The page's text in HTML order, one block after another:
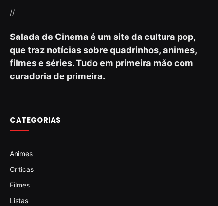
//
Salada de Cinema é um site da cultura pop,
que traz notícias sobre quadrinhos, animes,
filmes e séries. Tudo em primeira mão com
curadoria de primeira.
CATEGORIAS
Animes
Criticas
Filmes
Listas